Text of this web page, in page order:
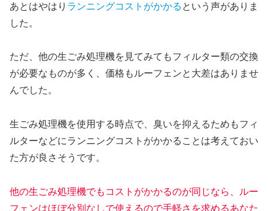
あとはやはり ランニングコストがかかる という声がありま
した。
ただ、他の生ごみ処理機を見てみてもフィルター類の交換
が必要なものが多く、価格もルーフェンと大差はありませ
んでした。
生ごみ処理機を使用する時点で、臭いを抑えるためもフィ
ルターなどにランニングコストがかかることは考えておい
た方が良さそうです。
他の生ごみ処理機でもコストがかかるのが同じなら、ルー
フェンはほぼ分別なしで使えるので手軽さを求めるあなた